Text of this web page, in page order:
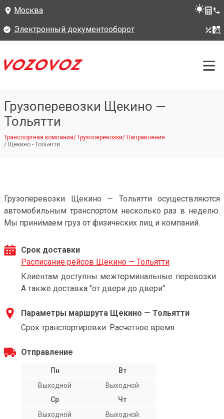
Москва
Электронный документооборот
Грузоперевозки Щекино —
Тольятти
Транспортная компания/ Грузоперевозки/ Направления
/ Щекино - Тольятти
Грузоперевозки Щекино — Тольятти осуществляются
автомобильным транспортом несколько раз в неделю.
Мы принимаем груз от физических лиц и компаний.
Срок доставки
Расписание рейсов Щекино — Тольятти
Клиентам доступны межтерминальные перевозки .
А также доставка "от двери до двери".
Параметры маршрута Щекино — Тольятти
Срок транспортировки: Расчетное время
Отправление
Пн
Выходной
Вт
Выходной
Ср
Выходной
Чт
Выходной